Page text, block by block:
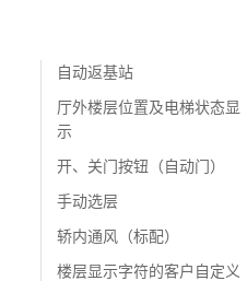
自动返基站
厅外楼层位置及电梯状态显
示
开、关门按钮（自动门）
手动选层
轿内通风（标配）
楼层显示字符的客户自定义